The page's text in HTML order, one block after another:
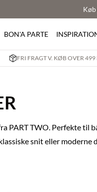
BON'A PARTE
FRI FRAGT V. KØB OVER 499
PART TWO. Perfekte til
snit eller